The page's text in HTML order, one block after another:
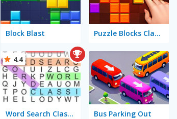
Block Blast Puzzle Blocks Classic
Word Search Classic
4.4
Bus Parking Out